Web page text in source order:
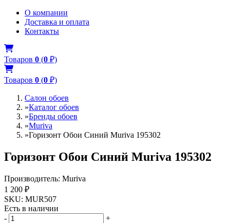
О компании
Доставка и оплата
Контакты
Товаров 0 (0 ₽)
Товаров 0 (0 ₽)
Салон обоев
»Каталог обоев
»Бренды обоев
»Muriva
»Горизонт Обои Синий Muriva 195302
Горизонт Обои Синий Muriva 195302
Производитель: Muriva
1 200 ₽
SKU: MUR507
Есть в наличии
-
+